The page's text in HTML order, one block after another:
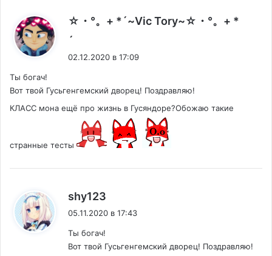
☆・°。+ *´~Vic Tory~☆・°。+ *
´
02.12.2020 в 17:09
Ты богач!
Вот твой Гусьгенгемский дворец! Поздравляю!
КЛАСС мона ещё про жизнь в Гусяндоре?Обожаю такие
странные тесты
shy123
05.11.2020 в 17:43
Ты богач!
Вот твой Гусьгенгемский дворец! Поздравляю!